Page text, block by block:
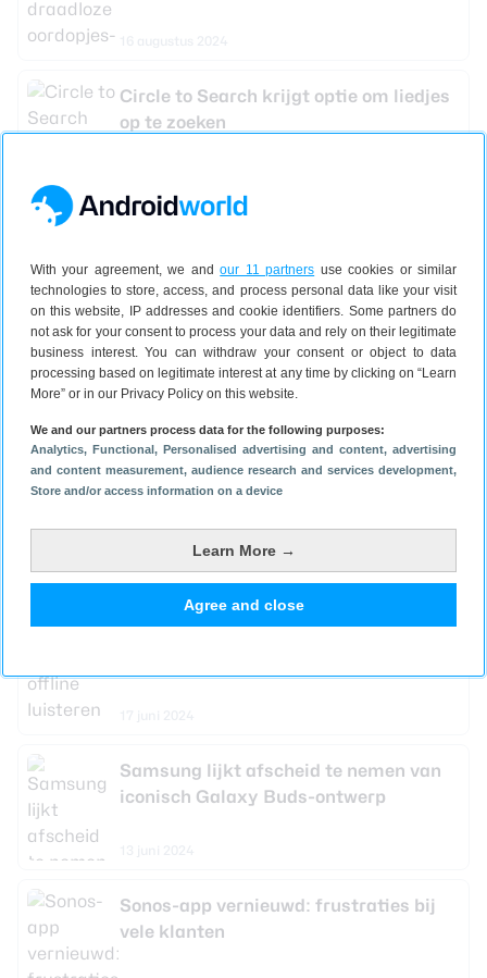
With your agreement, we andour 11 partners use cookies or similar
technologies to store, access, and process personal data like your visit
on this website, IP addresses and cookie identifiers. Some partners do
not ask for your consent to process your data and rely on their legitimate
business interest. You can withdraw your consent or object to data
processing based on legitimate interest at any time by clicking on “Learn
More” or in our Privacy Policy on this website.
We and our partners process data for the following purposes:
Analytics, Functional , Personalised advertising and content, advertising
and content measurement, audience research and services development,
Store and/or access information on a device
Learn More →
Agree and close
Circle to Search krijgt optie om liedjes
op te zoeken
9 augustus 2024
De allerbeste speaker-deals van dit
weekend op een rij
12 juli 2024
Muzieknummers opzoeken die je op je
scherm hoort, het kan binnenkort
19 juni 2024
Samsung lijkt afscheid te nemen van
iconisch Galaxy Buds-ontwerp
Sonos-app vernieuwd: frustraties bij
vele klanten